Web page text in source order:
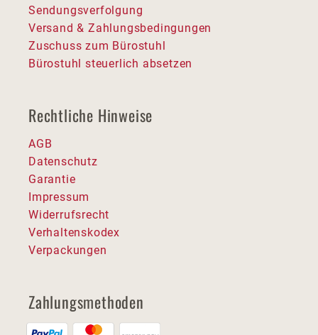
Sendungsverfolgung
Versand & Zahlungsbedingungen
Zuschuss zum Bürostuhl
Bürostuhl steuerlich absetzen
Rechtliche Hinweise
AGB
Datenschutz
Garantie
Impressum
Widerrufsrecht
Verhaltenskodex
Verpackungen
Zahlungsmethoden